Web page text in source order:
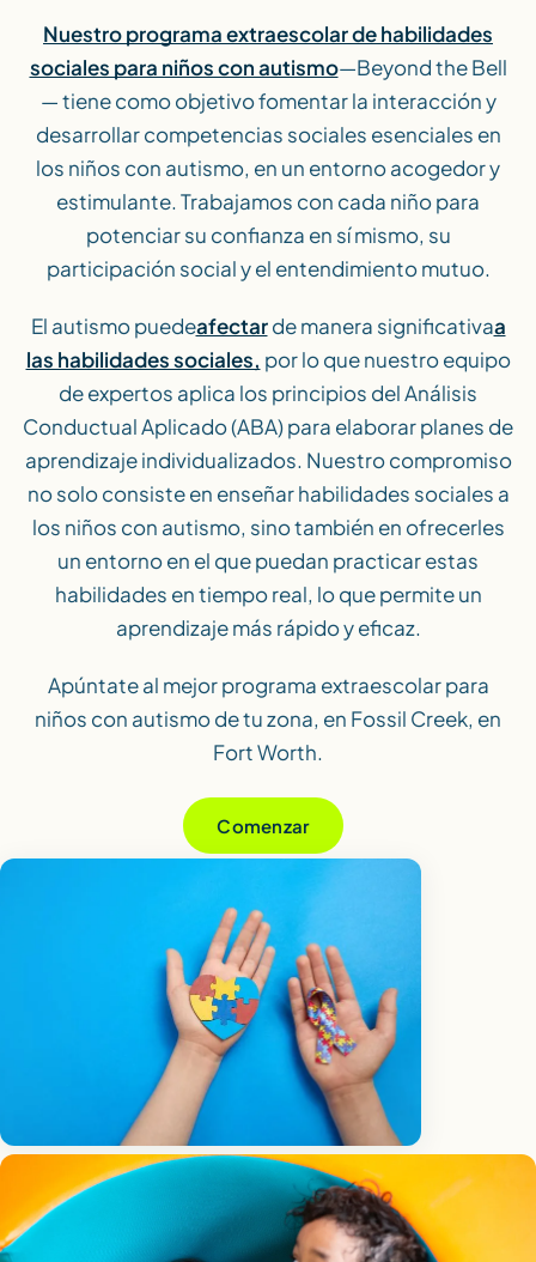
Nuestro programa extraescolar de habilidades
sociales para niños con autismo—Beyond the Bell
— tiene como objetivo fomentar la interacción y
desarrollar competencias sociales esenciales en
los niños con autismo, en un entorno acogedor y
estimulante. Trabajamos con cada niño para
potenciar su confianza en sí mismo, su
participación social y el entendimiento mutuo.
El autismo puedeafectarde manera significativaa
las habilidades sociales, por lo que nuestro equipo
de expertos aplica los principios del Análisis
Conductual Aplicado (ABA) para elaborar planes de
aprendizaje individualizados. Nuestro compromiso
no solo consiste en enseñar habilidades sociales a
los niños con autismo, sino también en ofrecerles
un entorno en el que puedan practicar estas
habilidades en tiempo real, lo que permite un
aprendizaje más rápido y eficaz.
Apúntate al mejor programa extraescolar para
niños con autismo de tu zona, en Fossil Creek, en
Fort Worth.
Comenzar